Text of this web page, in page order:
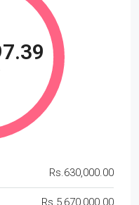
Rs.630,000.00
Rs.5,670,000.00